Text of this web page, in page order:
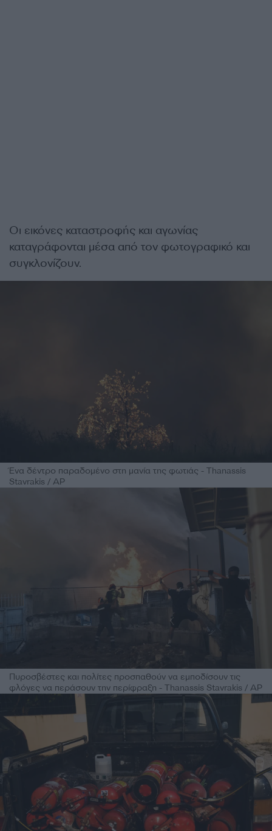
Οι εικόνες καταστροφής και αγωνίας
καταγράφονται μέσα από τον φωτογραφικό και
συγκλονίζουν.
Ένα δέντρο παραδομένο στη μανία της φωτιάς - Thanassis
Stavrakis / AP
Πυροσβέστες και πολίτες προσπαθούν να εμποδίσουν τις
φλόγες να περάσουν την περίφραξη - Thanassis Stavrakis / AP